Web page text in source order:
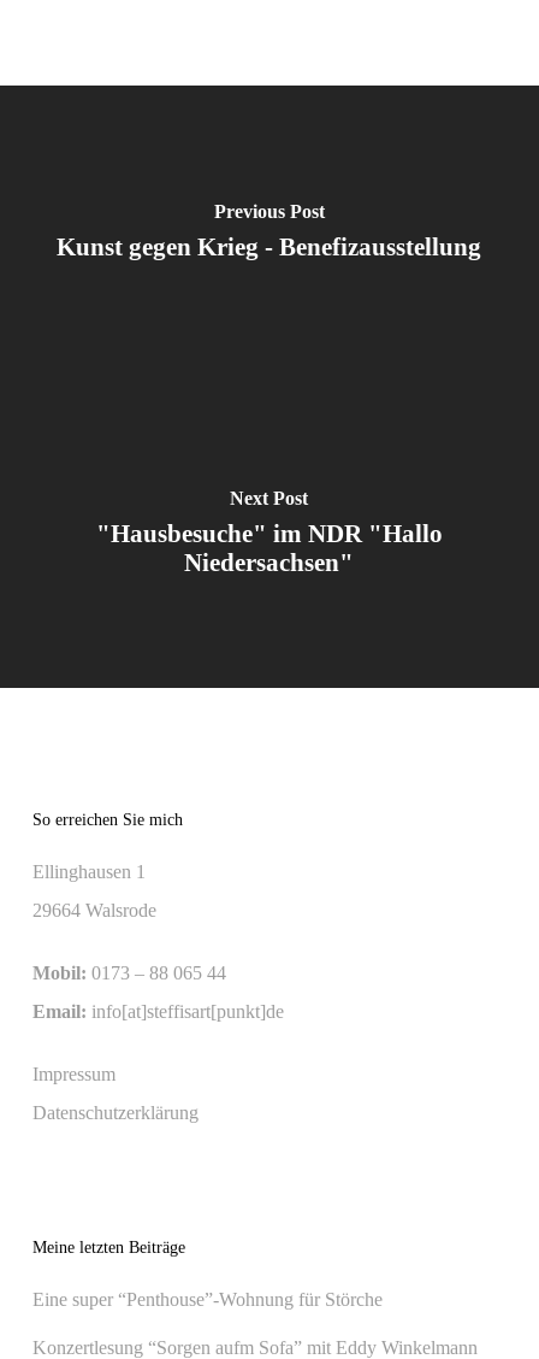
Previous Post
Kunst gegen Krieg - Benefizausstellung
Next Post
"Hausbesuche" im NDR "Hallo
Niedersachsen"
So erreichen Sie mich
Ellinghausen 1
29664 Walsrode
Mobil: 0173 – 88 065 44
Email: info[at]steffisart[punkt]de
Impressum
Datenschutzerklärung
Meine letzten Beiträge
Eine super “Penthouse”-Wohnung für Störche
Konzertlesung “Sorgen aufm Sofa” mit Eddy Winkelmann